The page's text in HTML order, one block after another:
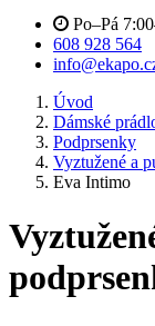
Po–Pá
608 928 564
Úvod
Dámské
Podprsenky
Vyztužené a
Eva Intimo